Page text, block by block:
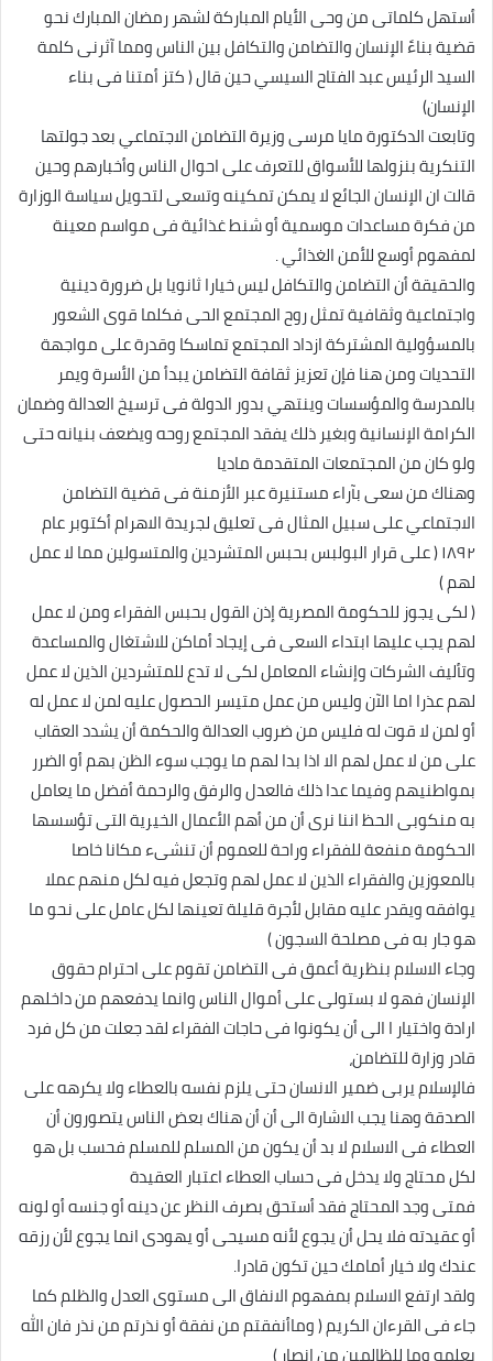
أستهل كلماتى من وحى الأيام المباركة لشهر رمضان المبارك نحو
قضية بناءً الإنسان والتضامن والتكافل بين الناس ومما آثرنى كلمة
السيد الرئيس عبد الفتاح السيسي حين قال ( كتز أمتنا فى بناء
الإنسان)
وتابعت الدكتورة مايا مرسى وزيرة التضامن الاجتماعي بعد جولتها
التنكرية بنزولها للأسواق للتعرف على احوال الناس وأخبارهم وحين
قالت ان الإنسان الجائع لا يمكن تمكينه وتسعى لتحويل سياسة الوزارة
من فكرة مساعدات موسمية أو شنط غذائية فى مواسم معينة
لمفهوم أوسع للأمن الغذائي .
والحقيقة أن التضامن والتكافل ليس خيارا ثانويا بل ضرورة دينية
واجتماعية وثقافية تمثل روح المجتمع الحى فكلما قوى الشعور
بالمسؤولية المشتركة ازداد المجتمع تماسكا وقدرة على مواجهة
التحديات ومن هنا فإن تعزيز ثقافة التضامن يبدأ من الأسرة ويمر
بالمدرسة والمؤسسات وينتهي بدور الدولة فى ترسيخ العدالة وضمان
الكرامة الإنسانية وبغير ذلك يفقد المجتمع روحه ويضعف بنيانه حتى
ولو كان من المجتمعات المتقدمة ماديا
وهناك من سعى بآراء مستنيرة عبر الأزمنة فى قضية التضامن
الاجتماعي على سبيل المثال فى تعليق لجريدة الاهرام أكتوبر عام
١٨٩٢ ( على قرار البولبس بحبس المتشردين والمتسولين مما لا عمل
لهم )
( لكى يجوز للحكومة المصرية إذن القول بحبس الفقراء ومن لا عمل
لهم يجب عليها ابتداء السعى فى إيجاد أماكن للاشتغال والمساعدة
وتأليف الشركات وإنشاء المعامل لكى لا تدع للمتشردين الذين لا عمل
لهم عذرا اما الآن وليس من عمل متيسر الحصول عليه لمن لا عمل له
أو لمن لا قوت له فليس من ضروب العدالة والحكمة أن يشدد العقاب
على من لا عمل لهم الا اذا بدا لهم ما يوجب سوء الظن بهم أو الضرر
بمواطنيهم وفيما عدا ذلك فالعدل والرفق والرحمة أفضل ما يعامل
به منكوبى الحظ اننا نرى أن من أهم الأعمال الخيرية التى تؤسسها
الحكومة منفعة للفقراء وراحة للعموم أن تنشىء مكانا خاصا
بالمعوزين والفقراء الذين لا عمل لهم وتجعل فيه لكل منهم عملا
يوافقه ويقدر عليه مقابل لأجرة قليلة تعينها لكل عامل على نحو ما
هو جار به فى مصلحة السجون )
وجاء الاسلام بنظرية أعمق فى التضامن تقوم على احترام حقوق
الإنسان فهو لا بستولى على أموال الناس وانما يدفعهم من داخلهم
ارادة واختيار ا الى أن يكونوا فى حاجات الفقراء لقد جعلت من كل فرد
قادر وزارة للتضامن،
فالإسلام يربى ضمير الانسان حتى يلزم نفسه بالعطاء ولا يكرهه على
الصدقة وهنا يجب الاشارة الى أن أن هناك بعض الناس يتصورون أن
العطاء فى الاسلام لا بد أن يكون من المسلم للمسلم فحسب بل هو
لكل محتاج ولا يدخل فى حساب العطاء اعتبار العقيدة
فمتى وجد المحتاج فقد أستحق بصرف النظر عن دينه أو جنسه أو لونه
أو عقيدته فلا يحل أن يجوع لأنه مسيحى أو يهودى انما يجوع لأن رزقه
عندك ولا خيار أمامك حين تكون قادرا.
ولقد ارتفع الاسلام بمفهوم الانفاق الى مستوى العدل والظلم كما
جاء فى القرءان الكريم ( وماأنفقتم من نفقة أو نذرتم من نذر فان الله